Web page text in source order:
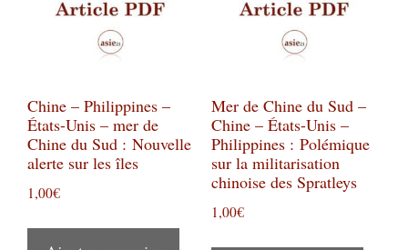
Chine – Philippines –
États-Unis – mer de
Chine du Sud : Nouvelle
alerte sur les îles
1,00€
Mer de Chine du Sud –
Chine – États-Unis –
Philippines : Polémique
sur la militarisation
chinoise des Spratleys
1,00€